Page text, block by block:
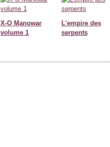
X-O Manowar
volume 1
L'empire des
serpents